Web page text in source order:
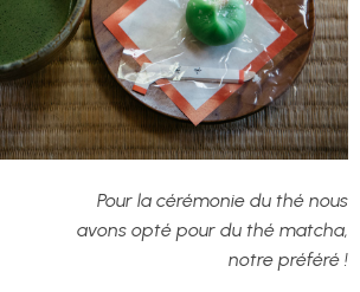
Pour la cérémonie du thé nous
avons opté pour du thé matcha,
notre préféré !